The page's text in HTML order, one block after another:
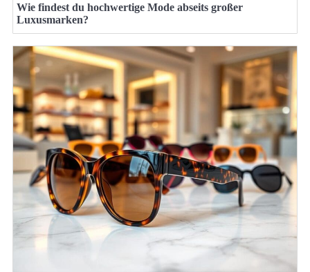
Wie findest du hochwertige Mode abseits großer
Luxusmarken?